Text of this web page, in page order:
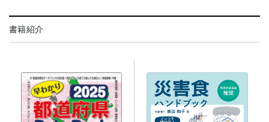
書籍紹介